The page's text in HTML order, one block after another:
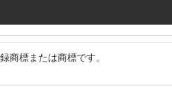
商標または商標です。